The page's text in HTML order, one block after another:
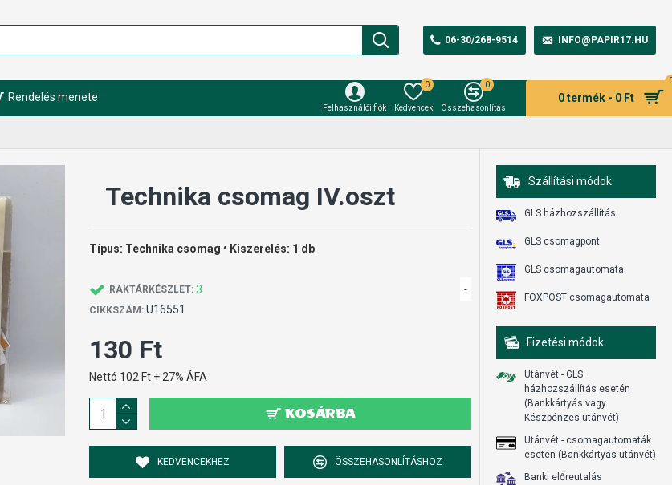
06-30/268-9514 INFO@PAPIR17.HU
Rendelés menete
Felhasználói fiók Kedvencek
0
Összehasonlítás
0
0 termék - 0 Ft
Technika csomag IV.oszt
Típus: Technika csomag • Kiszerelés: 1 db
RAKTÁRKÉSZLET: 3
CIKKSZÁM: U16551
-
130 Ft
Nettó 102 Ft + 27% ÁFA
KOSÁRBA
KEDVENCEKHEZ ÖSSZEHASONLÍTÁSHOZ
Szállítási módok
GLS házhozszállítás
GLS csomagpont
GLS csomagautomata
FOXPOST csomagautomata
Fizetési módok
Utánvét - GLS
házhozszállítás esetén
(Bankkártyás vagy
Készpénzes utánvét)
Utánvét - csomagautomaták
esetén (Bankkártyás utánvét)
Banki előreutalás